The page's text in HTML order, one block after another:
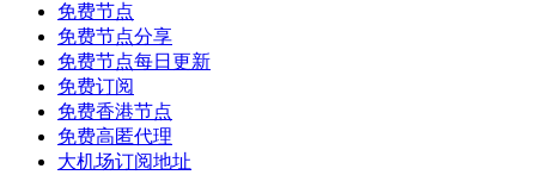
免费节点
免费节点分享
免费节点每日更新
免费订阅
免费香港节点
免费高匿代理
大机场订阅地址